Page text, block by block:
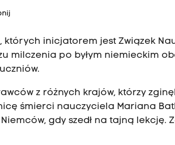
których inicjatorem jest Związek
milczenia po byłym niemieckim
z różnych krajów, którzy
śmierci nauczyciela Mariana
gdy szedł na tajną lekcję.